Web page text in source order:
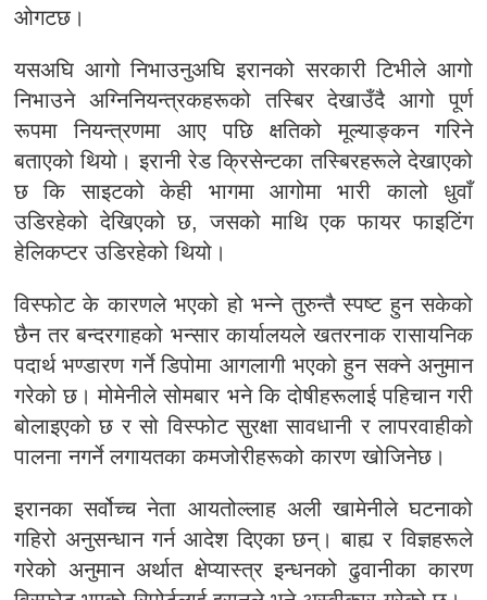
ओगटछ।
यसअघि आगो निभाउनुअघि इरानको सरकारी टिभीले आगो
निभाउने अग्निनियन्त्रकहरूको तस्बिर देखाउँदै आगो पूर्ण
रूपमा नियन्त्रणमा आए पछि क्षतिको मूल्याङ्कन गरिने
बताएको थियो। इरानी रेड क्रिसेन्टका तस्बिरहरूले देखाएको
छ कि साइटको केही भागमा आगोमा भारी कालो धुवाँ
उडिरहेको देखिएको छ, जसको माथि एक फायर फाइटिंग
हेलिकप्टर उडिरहेको थियो।
विस्फोट के कारणले भएको हो भन्ने तुरुन्तै स्पष्ट हुन सकेको
छैन तर बन्दरगाहको भन्सार कार्यालयले खतरनाक रासायनिक
पदार्थ भण्डारण गर्ने डिपोमा आगलागी भएको हुन सक्ने अनुमान
गरेको छ। मोमेनीले सोमबार भने कि दोषीहरूलाई पहिचान गरी
बोलाइएको छ र सो विस्फोट सुरक्षा सावधानी र लापरवाहीको
पालना नगर्ने लगायतका कमजोरीहरूको कारण खोजिनेछ।
इरानका सर्वोच्च नेता आयतोल्लाह अली खामेनीले घटनाको
गहिरो अनुसन्धान गर्न आदेश दिएका छन्। बाह्य र विज्ञहरूले
गरेको अनुमान अर्थात क्षेप्यास्त्र इन्धनको ढुवानीका कारण